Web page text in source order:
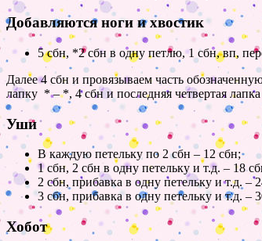
Добавляются ноги и хвостик
5 сбн, *2 сбн в одну петлю, 1 сбн, вп,
Далее 4 сбн и провязываем часть
лапку * – *, 4 сбн и последняя четвертая
Уши
В каждую петельку по 2 сбн – 12 сбн;
1 сбн, 2 сбн в одну петельку и т.д. – 18
2 сбн, прибавка в одну петельку и т.д. –
3 сбн, прибавка в одну петельку и т.д. –
Хобот